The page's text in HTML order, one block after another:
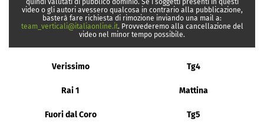
quindi valutati di pubblico dominio. Se i soggetti presenti in questi
video o gli autori avessero qualcosa in contrario alla pubblicazione,
basterà fare richiesta di rimozione inviando una mail a:
team_verticali@italiaonline.it. Provvederemo alla cancellazione del
video nel minor tempo possibile.
Verissimo Tg4
Rai 1 Mattina
Fuori dal Coro Tg5